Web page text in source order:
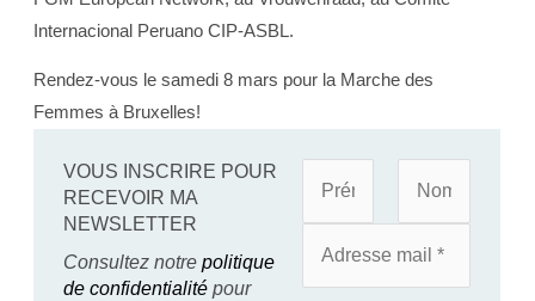
Internacional Peruano CIP-ASBL.
Rendez-vous le samedi 8 mars pour la Marche des
Femmes à Bruxelles!
VOUS INSCRIRE POUR
RECEVOIR MA
NEWSLETTER
Consultez notrepolitique
de confidentialité pour